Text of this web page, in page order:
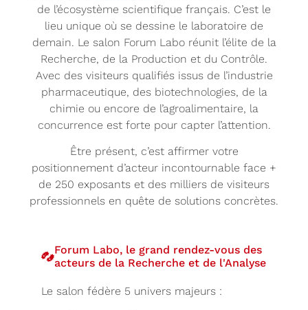
de l’écosystème scientifique français. C’est le
lieu unique où se dessine le laboratoire de
demain. Le salon Forum Labo réunit l’élite de la
Recherche, de la Production et du Contrôle.
Avec des visiteurs qualifiés issus de l’industrie
pharmaceutique, des biotechnologies, de la
chimie ou encore de l’agroalimentaire, la
concurrence est forte pour capter l’attention.
Être présent, c’est affirmer votre
positionnement d’acteur incontournable face +
de 250 exposants et des milliers de visiteurs
professionnels en quête de solutions concrètes.
Forum Labo, le grand rendez-vous des
acteurs de la Recherche et de l'Analyse
Le salon fédère 5 univers majeurs :